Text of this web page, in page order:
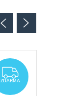
ZDARMA
ZDARMA